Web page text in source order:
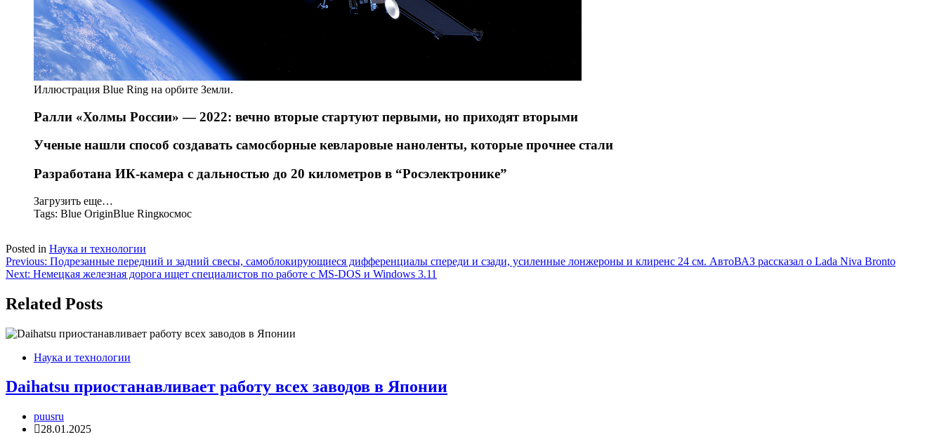
Иллюстрация Blue Ring на орбите Земли.
Ралли «Холмы России» — 2022: вечно вторые стартуют первыми, но приходят вторыми
Ученые нашли способ создавать самосборные кевларовые наноленты, которые прочнее стали
Разработана ИК-камера с дальностью до 20 километров в “Росэлектронике”
Загрузить еще…
Tags: Blue OriginBlue Ringкосмос
Posted in Наука и технологии
Навигация
по
записям
Previous: Подрезанные передний и задний свесы, самоблокирующиеся дифференциалы спереди и сзади, усиленные лонжероны и клиренс 24 см. АвтоВАЗ рассказал о Lada Niva Bronto
Next: Немецкая железная дорога ищет специалистов по работе с MS-DOS и Windows 3.11
Related Posts
Наука и технологии
Daihatsu приостанавливает работу всех заводов в Японии
puusru
28.01.2025